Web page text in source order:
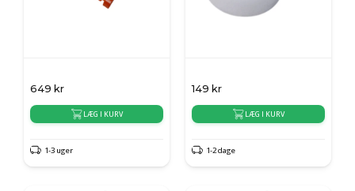
649 kr
LÆG I KURV
1-3 uger
149 kr
LÆG I KURV
1-2 dage